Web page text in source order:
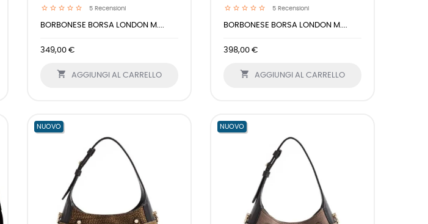
5Recensioni
BORBONESE BORSA LONDON M....
349,00 €
 AGGIUNGI AL CARRELLO
5Recensioni
BORBONESE BORSA LONDON M....
398,00 €
 AGGIUNGI AL CARRELLO
NUOVO NUOVO